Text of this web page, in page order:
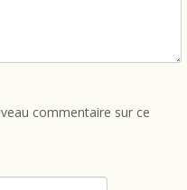
commentaire sur ce